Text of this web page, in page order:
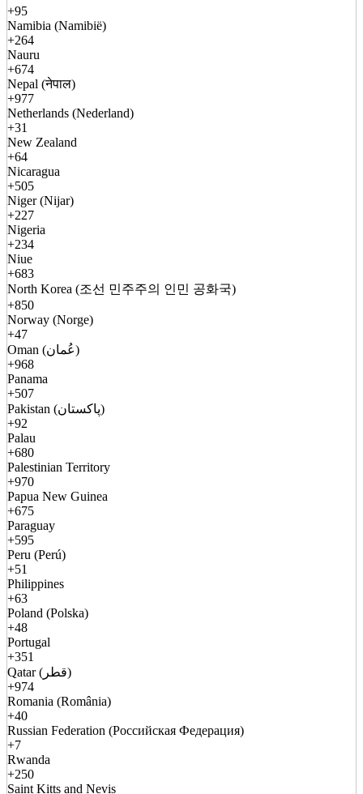
+95
Namibia (Namibië)
+264
Nauru
+674
Nepal (नेपाल)
+977
Netherlands (Nederland)
+31
New Zealand
+64
Nicaragua
+505
Niger (Nijar)
+227
Nigeria
+234
Niue
+683
North Korea (조선 민주주의 인민 공화국)
+850
Norway (Norge)
+47
Oman (عُمان)
+968
Panama
+507
Pakistan (پاکستان)
+92
Palau
+680
Palestinian Territory
+970
Papua New Guinea
+675
Paraguay
+595
Peru (Perú)
+51
Philippines
+63
Poland (Polska)
+48
Portugal
+351
Qatar (قطر)
+974
Romania (România)
+40
Russian Federation (Российская Федерация)
+7
Rwanda
+250
Saint Kitts and Nevis